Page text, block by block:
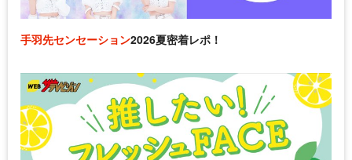
手羽先センセーション2026夏密着レポ！